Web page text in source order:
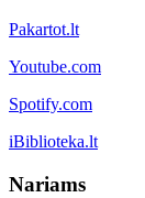
Pakartot.lt
Youtube.com
Spotify.com
iBiblioteka.lt
Nariams